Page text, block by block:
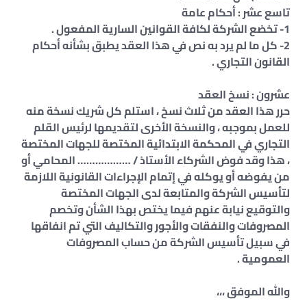
تاسع عشر : أحكام عامة
1- تخضع الشركة لكافة القوانين السارية المفعول .
2- كل ما لم يرد به نص في هذا العقد يطبق بشأنه أحكام
القانون التجاري .
عشرون : نسخ العقد
حرر هذا العقد من ثلاث نسخ ، استلم كل شريك نسخة منه
للعمل بموجبه ، والنسخة الأخرى لتقديمها لرئيس القلم
التجاري في المحكمة الابتدائية المختصة للجهات المختصة
، هذا وقد فوض الشركاء الأستاذ / ……………… المحامي أو
من يفوضه أو يوكله في إتمام الإجراءات القانونية اللازمة
لتأسيس الشركة والمتابعة لدى الجهات المختصة
والتوقيع نيابة عنهم فيما يختص بهذا الشأن وتخصم
المصروفات والنفقات والأجور والتكاليف التي تم انفاقها
في سبيل تأسيس الشركة من حساب المصروفات
العمومية .
والله الموفق ،،،